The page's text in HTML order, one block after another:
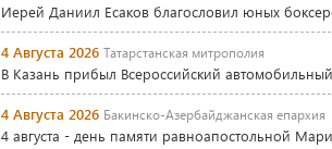
Иерей Даниил Есаков благословил юных
4 Августа 2026 Татарстанская митрополия
В Казань прибыл Всероссийский
4 Августа 2026 Бакинско-Азербайджанская епархия
4 августа - день памяти равноапостольной